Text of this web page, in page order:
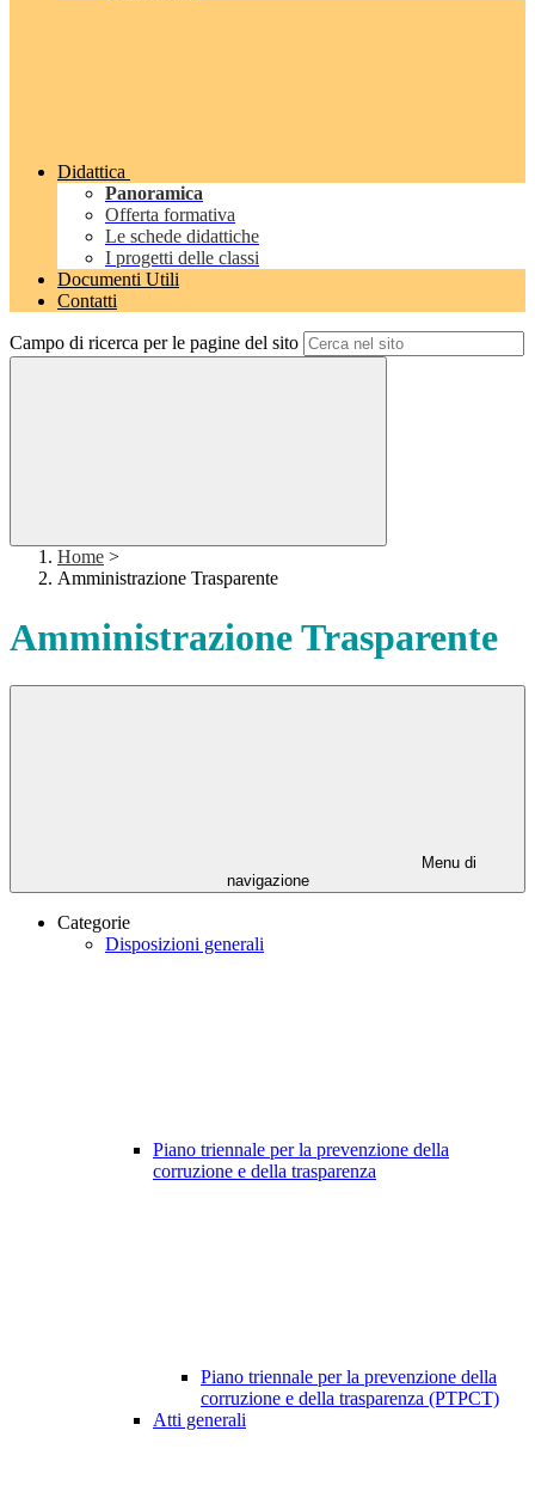
Didattica
Panoramica
Offerta formativa
Le schede didattiche
I progetti delle classi
Documenti Utili
Contatti
Campo di ricerca per le pagine del sito
Home >
Amministrazione Trasparente
Amministrazione Trasparente
Menu di
navigazione
Categorie
Disposizioni generali
Piano triennale per la prevenzione della
corruzione e della trasparenza
Piano triennale per la prevenzione della
corruzione e della trasparenza (PTPCT)
Atti generali